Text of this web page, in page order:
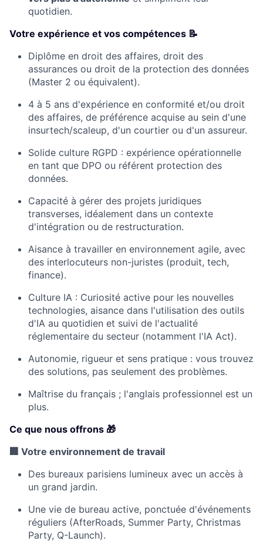
quotidien.
Votre expérience et vos compétences 📝
Diplôme en droit des affaires, droit des
assurances ou droit de la protection des données
(Master 2 ou équivalent).
4 à 5 ans d'expérience en conformité et/ou droit
des affaires, de préférence acquise au sein d'une
insurtech/scaleup, d'un courtier ou d'un assureur.
Solide culture RGPD : expérience opérationnelle
en tant que DPO ou référent protection des
données.
Capacité à gérer des projets juridiques
transverses, idéalement dans un contexte
d'intégration ou de restructuration.
Aisance à travailler en environnement agile, avec
des interlocuteurs non-juristes (produit, tech,
finance).
Culture IA : Curiosité active pour les nouvelles
technologies, aisance dans l'utilisation des outils
d'IA au quotidien et suivi de l'actualité
réglementaire du secteur (notamment l'IA Act).
Autonomie, rigueur et sens pratique : vous trouvez
des solutions, pas seulement des problèmes.
Maîtrise du français ; l'anglais professionnel est un
plus.
Ce que nous offrons 🎁
🏢 Votre environnement de travail
Des bureaux parisiens lumineux avec un accès à
un grand jardin.
Une vie de bureau active, ponctuée d'événements
réguliers (AfterRoads, Summer Party, Christmas
Party, Q-Launch).